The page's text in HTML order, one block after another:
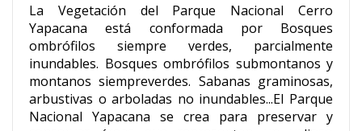
La Vegetación del Parque Nacional Cerro
Yapacana está conformada por Bosques
ombrófilos siempre verdes, parcialmente
inundables. Bosques ombrófilos submontanos y
montanos siempreverdes. Sabanas graminosas,
arbustivas o arboladas no inundables...El Parque
Nacional Yapacana se crea para preservar y